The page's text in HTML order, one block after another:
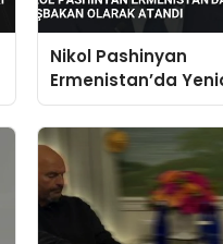
Nikol Pashinyan
Ermenistan’da
Başbakan Olarak